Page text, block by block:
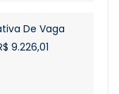
De Vaga
9.226,01